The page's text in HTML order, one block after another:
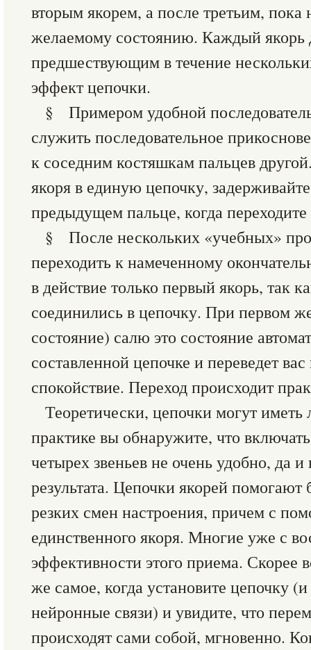
вторым якорем, а после третьим, пока
желаемому состоянию. Каждый якорь
предшествующим в течение
эффект цепочки.
§ Примером удобной
служить последовательное
к соседним костяшкам пальцев
якоря в единую цепочку,
предыдущем пальце, когда
§ После нескольких «учебных»
переходить к намеченному
в действие только первый якорь, так
соединились в цепочку. При первом
состояние) салю это состояние
составленной цепочке и переведет
спокойствие. Переход происходит
Теоретически, цепочки могут
практике вы обнаружите, что
четырех звеньев не очень удобно, да
результата. Цепочки якорей помогают
резких смен настроения, причем с
единственного якоря. Многие уже с
эффективности этого приема. Скорее
же самое, когда установите цепочку
нейронные связи) и увидите, что
происходят сами собой, мгновенно.